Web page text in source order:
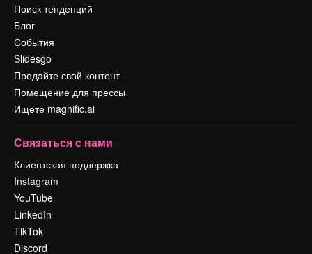
Поиск тенденций
Блог
События
Slidesgo
Продайте свой контент
Помещение для прессы
Ищете magnific.ai
Связаться с нами
Клиентская поддержка
Instagram
YouTube
LinkedIn
TikTok
Discord